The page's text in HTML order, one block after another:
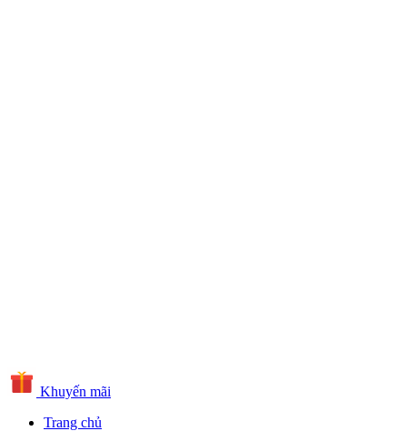
Khuyến mãi
Trang chủ